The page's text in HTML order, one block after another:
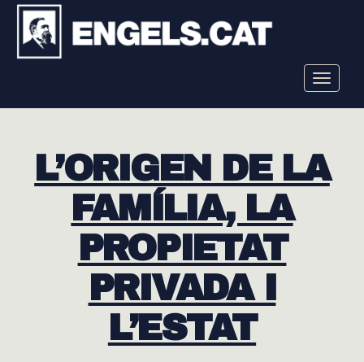
Toggle
L’ORIGEN DE LA
FAMÍLIA, LA
PROPIETAT
PRIVADA I
L’ESTAT